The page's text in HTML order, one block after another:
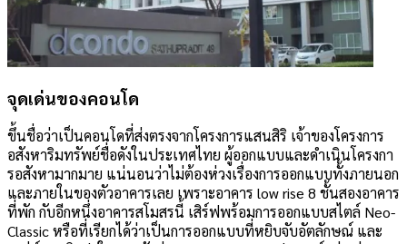
จุดเด่นของคอนโด
ขึ้นชื่อว่าเป็นคอนโดที่ส่งตรงจากโครงการแสนสิริ เจ้าของโครงการ
อสังหาริมทรัพย์ชื่อดังในประเทศไทย ผู้ออกแบบและดำเนินโครงกา
รอสังหามากมาย แน่นอนว่าไม่ต้องห่วงเรื่องการออกแบบทั้งภายนอก
และภายในของตัวอาคารเลย เพราะอาคาร low rise 8 ชั้นสองอาคาร
ที่พัก กับอีกหนึ่งอาคารสโมสรนี้ เสิร์ฟพร้อมการออกแบบสไตล์ Neo-
Classic หรือที่เรียกได้ว่าเป็นการออกแบบที่หยิบจับอัตลักษณ์ และ